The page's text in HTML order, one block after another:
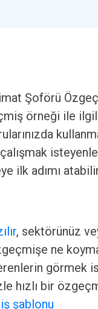
Şoförü
örneği ile
ilk adımı
, sektörünüz
ne
görmek
hızlı bir
şablonu